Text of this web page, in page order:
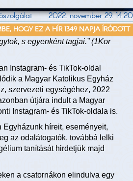
2022. november 29. 14:20
HOGY EZ A HÍR 1349 NAPJA ÍRÓDOTT
s egyenként tagjai.” (1Kor
Instagram- és TikTok-oldal
a Magyar Katolikus Egyház
szervezeti egységéhez, 2022
útjára indult a Magyar
Instagram- és TikTok-oldala is.
híreit, eseményeit,
az odalátogatók, továbbá lelki
tanítását hirdetjük majd
a csatornákon elindulva egy